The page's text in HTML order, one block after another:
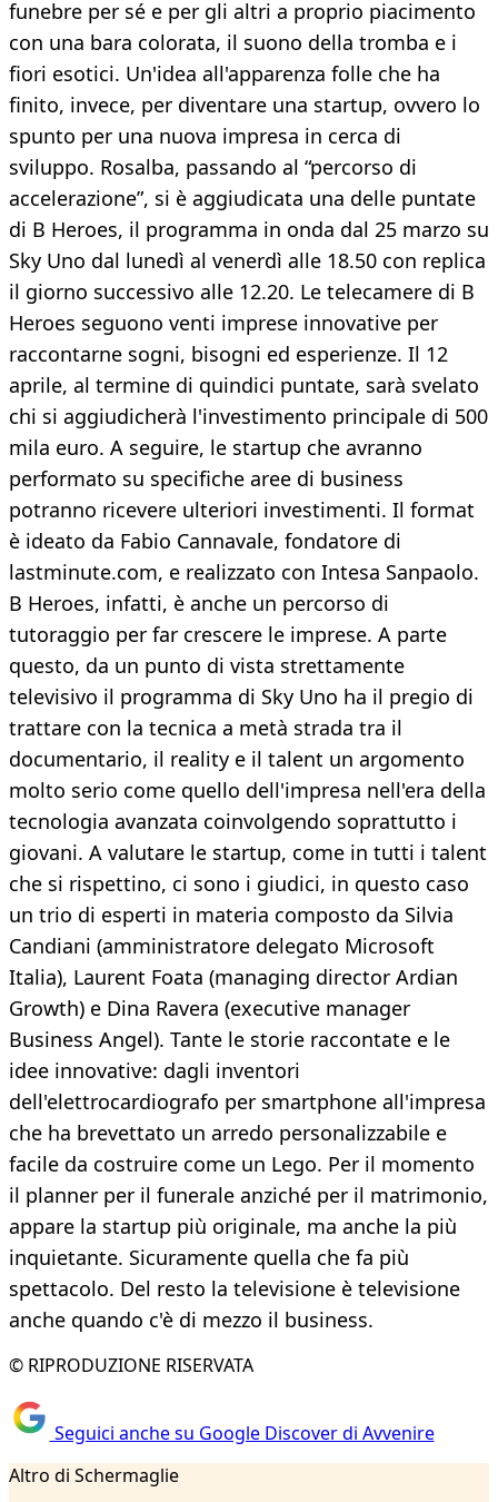
funebre per sé e per gli altri a proprio piacimento
con una bara colorata, il suono della tromba e i
fiori esotici. Un'idea all'apparenza folle che ha
finito, invece, per diventare una startup, ovvero lo
spunto per una nuova impresa in cerca di
sviluppo. Rosalba, passando al “percorso di
accelerazione”, si è aggiudicata una delle puntate
di B Heroes, il programma in onda dal 25 marzo su
Sky Uno dal lunedì al venerdì alle 18.50 con replica
il giorno successivo alle 12.20. Le telecamere di B
Heroes seguono venti imprese innovative per
raccontarne sogni, bisogni ed esperienze. Il 12
aprile, al termine di quindici puntate, sarà svelato
chi si aggiudicherà l'investimento principale di 500
mila euro. A seguire, le startup che avranno
performato su specifiche aree di business
potranno ricevere ulteriori investimenti. Il format
è ideato da Fabio Cannavale, fondatore di
lastminute.com, e realizzato con Intesa Sanpaolo.
B Heroes, infatti, è anche un percorso di
tutoraggio per far crescere le imprese. A parte
questo, da un punto di vista strettamente
televisivo il programma di Sky Uno ha il pregio di
trattare con la tecnica a metà strada tra il
documentario, il reality e il talent un argomento
molto serio come quello dell'impresa nell'era della
tecnologia avanzata coinvolgendo soprattutto i
giovani. A valutare le startup, come in tutti i talent
che si rispettino, ci sono i giudici, in questo caso
un trio di esperti in materia composto da Silvia
Candiani (amministratore delegato Microsoft
Italia), Laurent Foata (managing director Ardian
Growth) e Dina Ravera (executive manager
Business Angel). Tante le storie raccontate e le
idee innovative: dagli inventori
dell'elettrocardiografo per smartphone all'impresa
che ha brevettato un arredo personalizzabile e
facile da costruire come un Lego. Per il momento
il planner per il funerale anziché per il matrimonio,
appare la startup più originale, ma anche la più
inquietante. Sicuramente quella che fa più
spettacolo. Del resto la televisione è televisione
anche quando c'è di mezzo il business.
© RIPRODUZIONE RISERVATA
Seguici anche su Google Discover di Avvenire
Altro di Schermaglie